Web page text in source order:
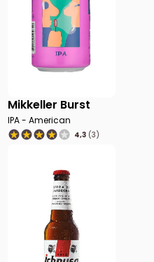
Mikkeller Burst
IPA - American
4,3 (3)